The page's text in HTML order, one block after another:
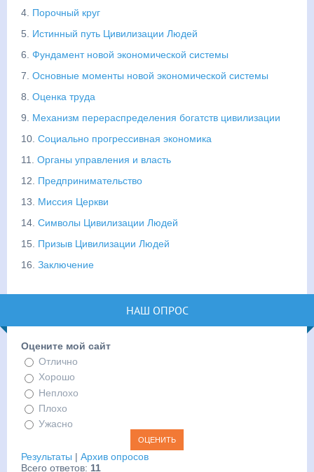
4. Порочный круг
5. Истинный путь Цивилизации Людей
6. Фундамент новой экономической системы
7. Основные моменты новой экономической системы
8. Оценка труда
9. Механизм перераспределения богатств цивилизации
10. Социально прогрессивная экономика
11. Органы управления и власть
12. Предпринимательство
13. Миссия Церкви
14. Символы Цивилизации Людей
15. Призыв Цивилизации Людей
16. Заключение
НАШ ОПРОС
Оцените мой сайт
Отлично
Хорошо
Неплохо
Плохо
Ужасно
Результаты | Архив опросов
Всего ответов: 11